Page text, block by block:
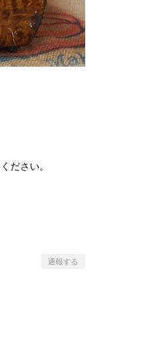
ださい。
通報する